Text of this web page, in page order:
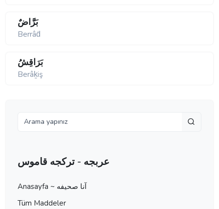
بَرَّاضٌ
Berrâḋ
بَرَاقِشُ
Berâḵiş
عربجه - تركجه قاموس
Anasayfa ~ آنا صحيفه
Tüm Maddeler